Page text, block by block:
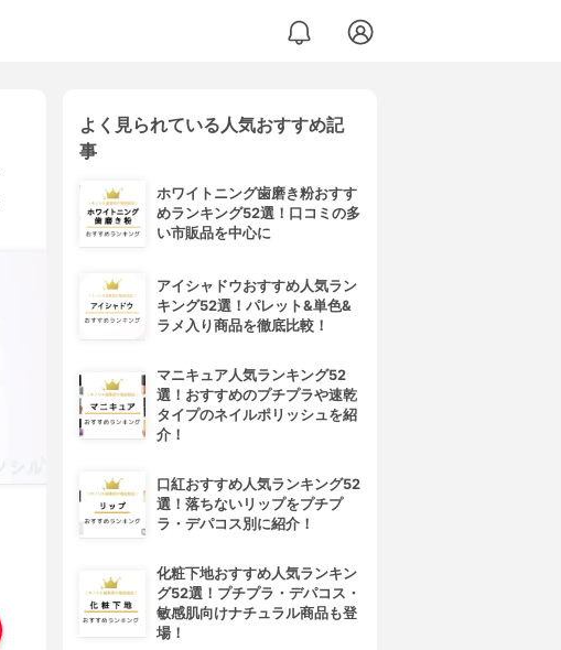
よく見られている人気おすすめ記
事
ホワイトニング歯磨き粉おすす
めランキング52選！口コミの多
い市販品を中心に
アイシャドウおすすめ人気ラン
キング52選！パレット&単色&
ラメ入り商品を徹底比較！
マニキュア人気ランキング52
選！おすすめのプチプラや速乾
タイプのネイルポリッシュを紹
介！
口紅おすすめ人気ランキング52
選！落ちないリップをプチプ
ラ・デパコス別に紹介！
化粧下地おすすめ人気ランキン
グ52選！プチプラ・デパコス・
敏感肌向けナチュラル商品も登
場！